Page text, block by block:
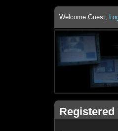
Welcome Guest,
Registered